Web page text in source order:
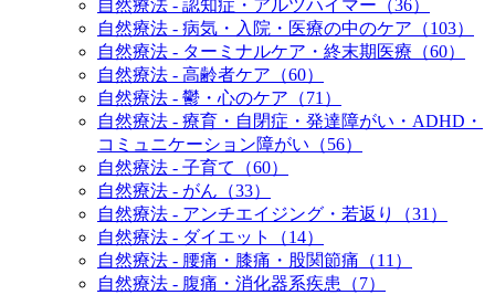
自然療法 - 認知症・アルツハイマー（36）
自然療法 - 病気・入院・医療の中のケア（103）
自然療法 - ターミナルケア・終末期医療（60）
自然療法 - 高齢者ケア（60）
自然療法 - 鬱・心のケア（71）
自然療法 - 療育・自閉症・発達障がい・ADHD・
コミュニケーション障がい（56）
自然療法 - 子育て（60）
自然療法 - がん（33）
自然療法 - アンチエイジング・若返り（31）
自然療法 - ダイエット（14）
自然療法 - 腰痛・膝痛・股関節痛（11）
自然療法 - 腹痛・消化器系疾患（7）